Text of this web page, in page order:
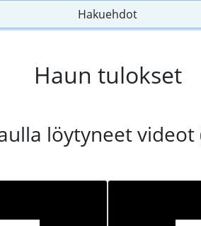
Hakuehdot
Haun tulokset
löytyneet videot